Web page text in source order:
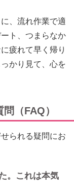
、流れ作業で適
ト、つまらなか
疲れて早く帰り
かり見て、心を
（FAQ）
られる疑問にお
。これは本気